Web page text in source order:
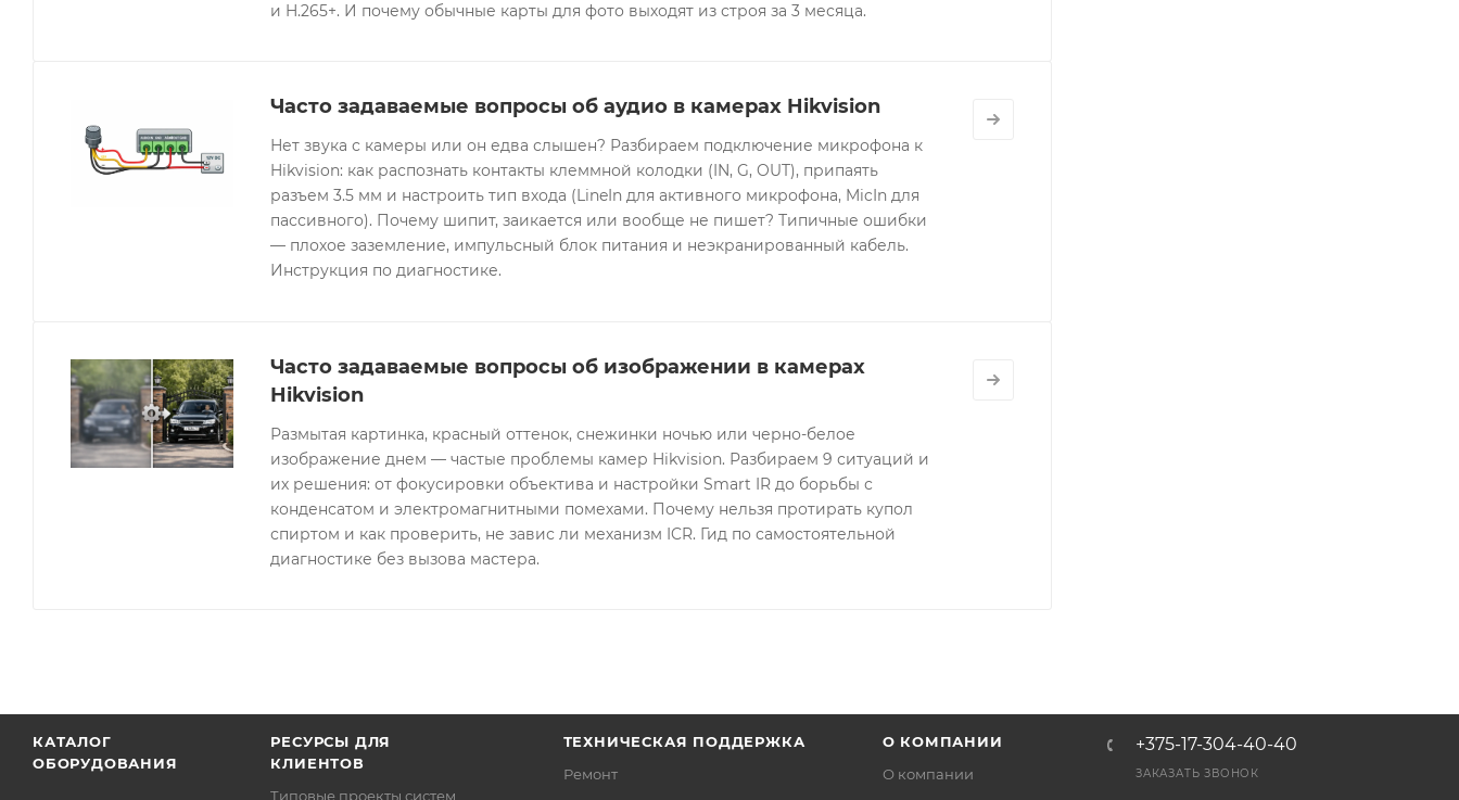
и H.265+. И почему обычные карты для фото выходят из строя за 3 месяца.
Часто задаваемые вопросы об аудио в камерах Hikvision
Нет звука с камеры или он едва слышен? Разбираем подключение микрофона к
Hikvision: как распознать контакты клеммной колодки (IN, G, OUT), припаять
разъем 3.5 мм и настроить тип входа (LineIn для активного микрофона, MicIn для
пассивного). Почему шипит, заикается или вообще не пишет? Типичные ошибки
— плохое заземление, импульсный блок питания и неэкранированный кабель.
Инструкция по диагностике.
Часто задаваемые вопросы об изображении в камерах
Hikvision
Размытая картинка, красный оттенок, снежинки ночью или черно-белое
изображение днем — частые проблемы камер Hikvision. Разбираем 9 ситуаций и
их решения: от фокусировки объектива и настройки Smart IR до борьбы с
конденсатом и электромагнитными помехами. Почему нельзя протирать купол
спиртом и как проверить, не завис ли механизм ICR. Гид по самостоятельной
диагностике без вызова мастера.
КАТАЛОГ
ОБОРУДОВАНИЯ
РЕСУРСЫ ДЛЯ
КЛИЕНТОВ
Типовые проекты систем
ТЕХНИЧЕСКАЯ ПОДДЕРЖКА
Ремонт
О КОМПАНИИ
О компании
+375-17-304-40-40
ЗАКАЗАТЬ ЗВОНОК